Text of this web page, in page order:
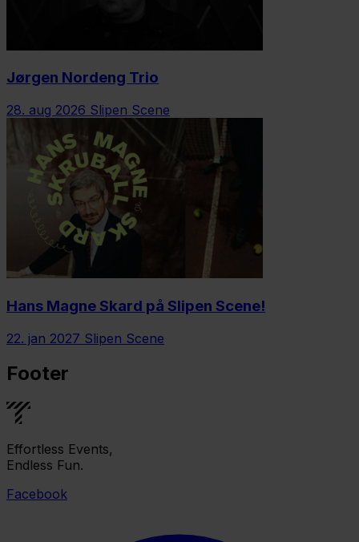
Jørgen Nordeng Trio
28. aug 2026 Slipen Scene
Hans Magne Skard på Slipen Scene!
22. jan 2027 Slipen Scene
Footer
Effortless Events,
Endless Fun.
Facebook